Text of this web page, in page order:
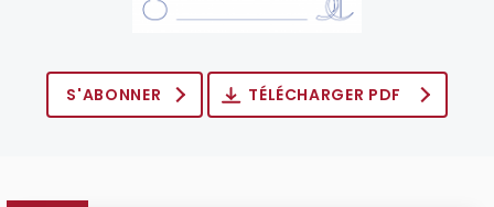
S'ABONNER TÉLÉCHARGER PDF